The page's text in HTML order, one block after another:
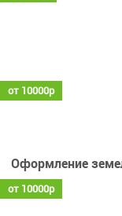
Оформление
от 10000р
от 10000р